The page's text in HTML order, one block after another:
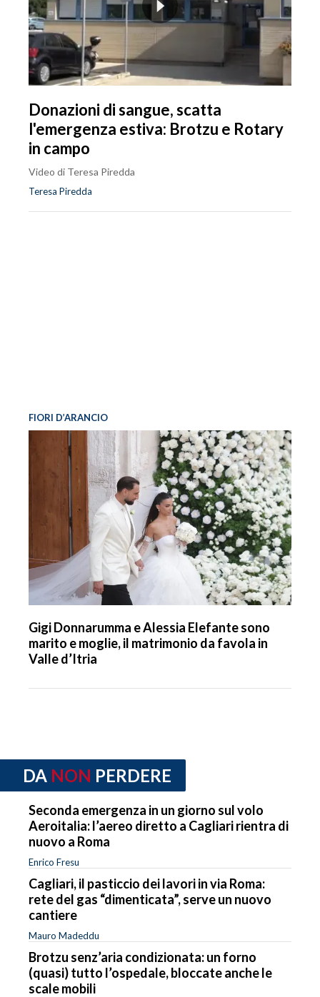
Donazioni di sangue, scatta
l'emergenza estiva: Brotzu e Rotary
in campo
Video di Teresa Piredda
Teresa Piredda
FIORI D’ARANCIO
Gigi Donnarumma e Alessia Elefante sono
marito e moglie, il matrimonio da favola in
Valle d’Itria
DA NON PERDERE
Seconda emergenza in un giorno sul volo
Aeroitalia: l’aereo diretto a Cagliari rientra di
nuovo a Roma
Enrico Fresu
Cagliari, il pasticcio dei lavori in via Roma:
rete del gas “dimenticata”, serve un nuovo
cantiere
Mauro Madeddu
Brotzu senz’aria condizionata: un forno
(quasi) tutto l’ospedale, bloccate anche le
scale mobili